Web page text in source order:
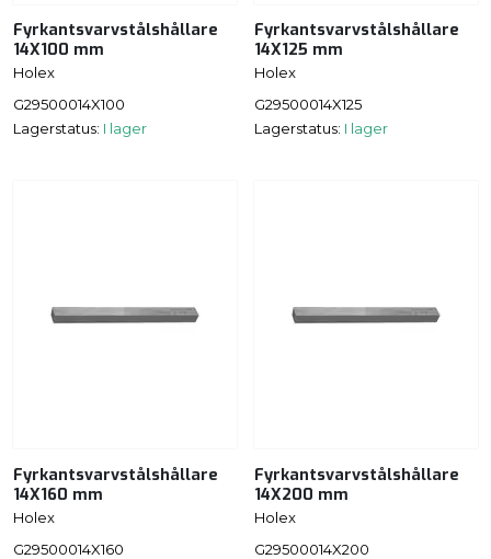
Fyrkantsvarvstålshållare
14X100 mm
Holex
G29500014X100
Lagerstatus: I lager
Fyrkantsvarvstålshållare
14X125 mm
Holex
G29500014X125
Lagerstatus: I lager
Fyrkantsvarvstålshållare
14X160 mm
Holex
G29500014X160
Fyrkantsvarvstålshållare
14X200 mm
Holex
G29500014X200